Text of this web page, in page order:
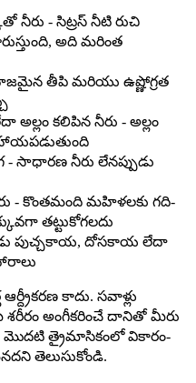
నీరు - సిట్రస్ నీటి రుచి
అది మరింత
తీపి మరియు ఉష్ణోగ్రత
కలిపిన నీరు - అల్లం
- సాధారణ నీరు లేనప్పుడు
- కొంతమంది మహిళలకు గది-
తట్టుకోగలదు
పుచ్చకాయ, దోసకాయ లేదా
కాదు. సవాళ్లు
శరీరం అంగీకరించే దానితో మీరు
త్రైమాసికంలో వికారం-
తెలుసుకోండి.